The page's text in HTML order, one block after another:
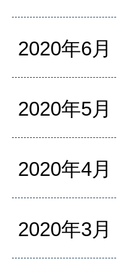
2020年6月
2020年5月
2020年4月
2020年3月